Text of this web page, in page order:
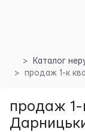
Каталог
продаж 1-к
продаж 1-